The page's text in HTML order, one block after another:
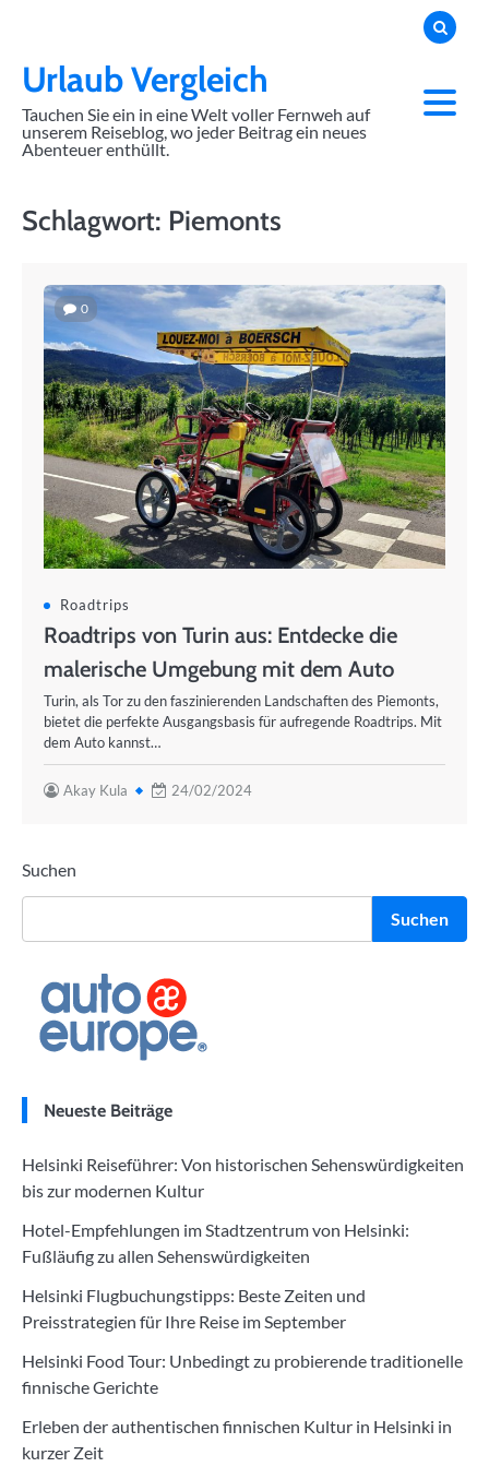
contentUrlaub Vergleich
Tauchen Sie ein in eine Welt voller Fernweh auf
unserem Reiseblog, wo jeder Beitrag ein neues
Abenteuer enthüllt.
Schlagwort: Piemonts
0
Roadtrips
Roadtrips von Turin aus: Entdecke die
malerische Umgebung mit dem Auto
Turin, als Tor zu den faszinierenden Landschaften des Piemonts,
bietet die perfekte Ausgangsbasis für aufregende Roadtrips. Mit
dem Auto kannst…
Akay Kula 24/02/2024
Suchen
Suchen
Neueste Beiträge
Helsinki Reiseführer: Von historischen Sehenswürdigkeiten
bis zur modernen Kultur
Hotel-Empfehlungen im Stadtzentrum von Helsinki:
Fußläufig zu allen Sehenswürdigkeiten
Helsinki Flugbuchungstipps: Beste Zeiten und
Preisstrategien für Ihre Reise im September
Helsinki Food Tour: Unbedingt zu probierende traditionelle
finnische Gerichte
Erleben der authentischen finnischen Kultur in Helsinki in
kurzer Zeit